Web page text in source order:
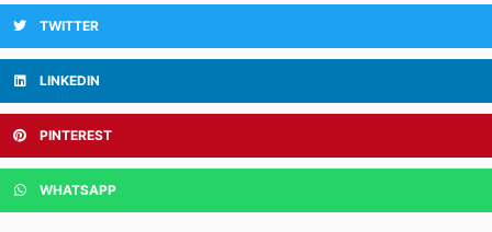
TWITTER
LINKEDIN
PINTEREST
WHATSAPP